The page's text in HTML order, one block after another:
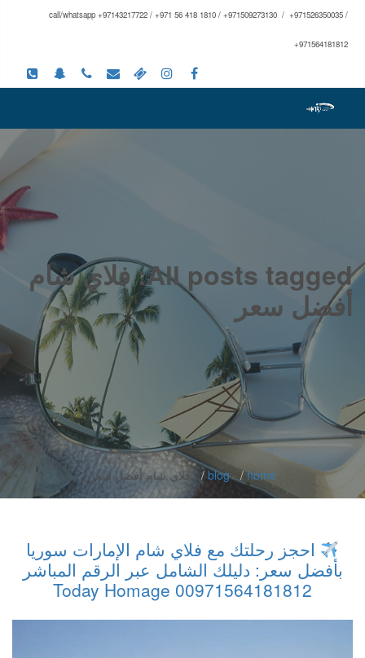
call/whatsapp +97143217722 / +971 56 418 1810 / +971509273130 / +971526350035 /
+971564181812
All posts tagged: فلاي شام
أفضل سعر
home
blog فلاي شام أفضل سعر
احجز رحلتك مع فلاي شام الإمارات سوريا
بأفضل سعر: دليلك الشامل عبر الرقم المباشر
00971564181812 Today Homage